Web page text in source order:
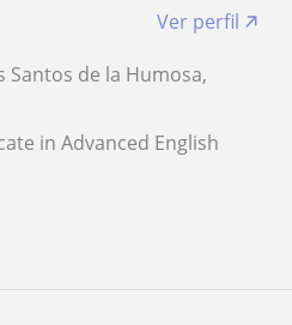
Ver perfil
Santos de la Humosa,
in Advanced English